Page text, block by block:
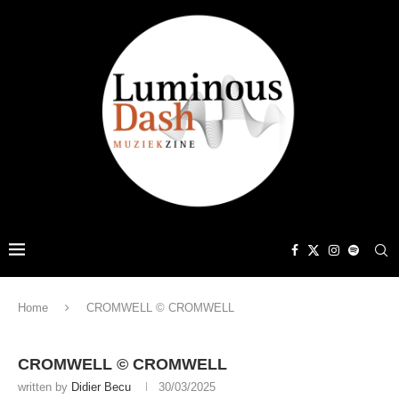
Home CROMWELL © CROMWELL
CROMWELL © CROMWELL
written by Didier Becu 30/03/2025